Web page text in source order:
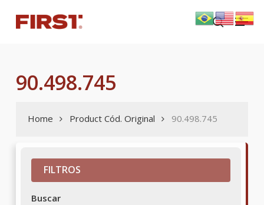
main
search
Menu
90.498.745
Home Product Cód. Original 90.498.745
FILTROS
Buscar